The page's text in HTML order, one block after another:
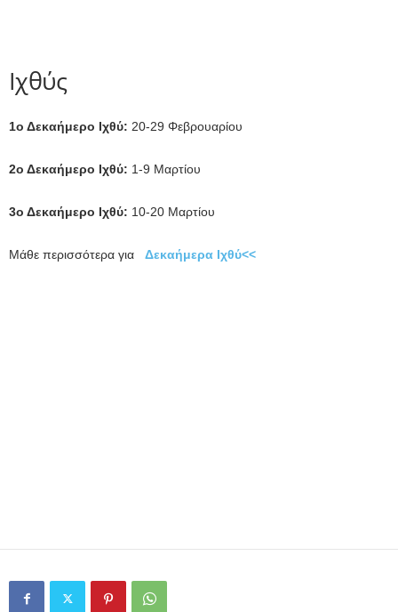
Ιχθύς
1ο Δεκαήμερο Ιχθύ: 20-29 Φεβρουαρίου
2ο Δεκαήμερο Ιχθύ: 1-9 Μαρτίου
3ο Δεκαήμερο Ιχθύ: 10-20 Μαρτίου
Μάθε περισσότερα για Δεκαήμερα Ιχθύ<<